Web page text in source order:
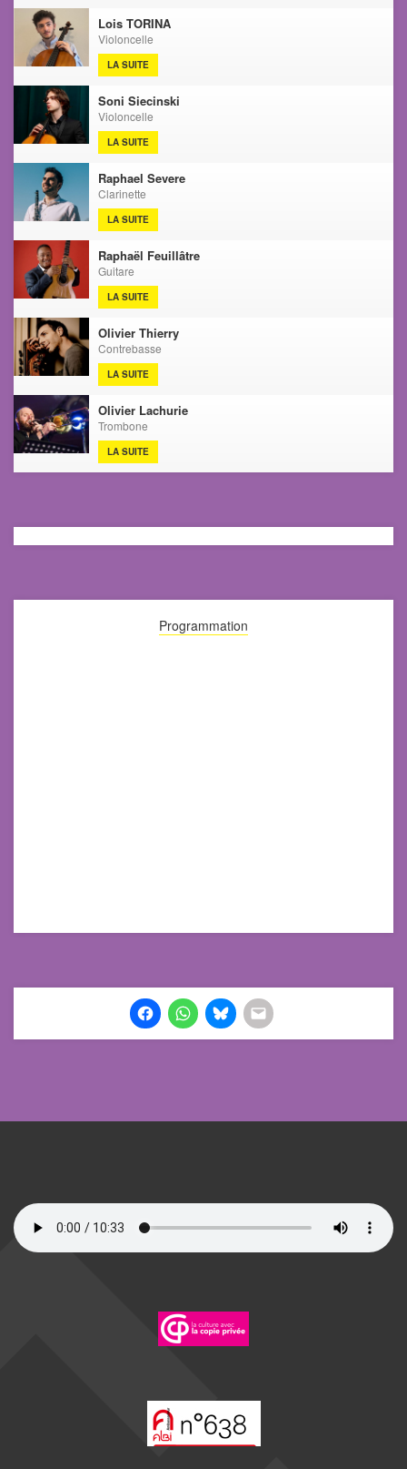
Lois TORINA
Violoncelle
LA SUITE
Soni Siecinski
Violoncelle
LA SUITE
Raphael Severe
Clarinette
LA SUITE
Raphaël Feuillâtre
Guitare
LA SUITE
Olivier Thierry
Contrebasse
LA SUITE
Olivier Lachurie
Trombone
LA SUITE
Programmation